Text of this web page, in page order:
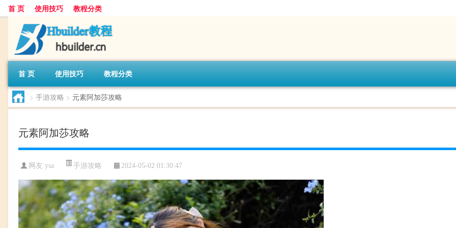
首 页 使用技巧 教程分类
首 页 使用技巧 教程分类
> 手游攻略 > 元素阿加莎攻略
元素阿加莎攻略
网友:ysa 手游攻略 2024-05-02 01:30:47